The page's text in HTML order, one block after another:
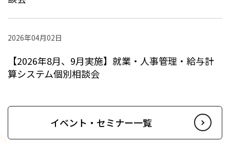
2026年04月02日
【2026年8月、9月実施】就業・人事管理・給与計
算システム個別相談会
イベント・セミナー一覧